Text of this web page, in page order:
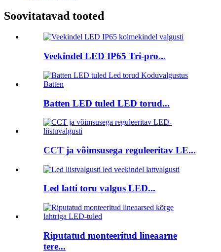
Soovitatavad tooted
Veekindel LED IP65 Tri-pro...
Batten LED tuled LED torud...
CCT ja võimsusega reguleeritav LE...
Led latti toru valgus LED...
Riputatud monteeritud lineaarne
tere...